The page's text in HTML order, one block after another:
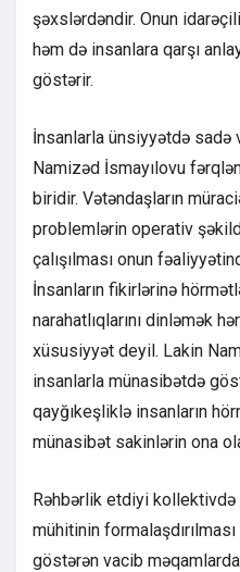
şəxslərdəndir. Onun
həm də insanlara qarşı
göstərir.
İnsanlarla ünsiyyətdə sadə
Namizəd İsmayılovu
biridir. Vətəndaşların
problemlərin operativ
çalışılması onun
İnsanların fikirlərinə
narahatlıqlarını dinləmək
xüsusiyyət deyil. Lakin
insanlarla münasibətdə
qayğıkeşliklə insanların
münasibət sakinlərin ona
Rəhbərlik etdiyi
mühitinin
göstərən vacib